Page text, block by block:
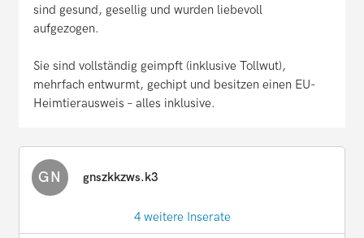
sind gesund, gesellig und wurden liebevoll
aufgezogen.
Sie sind vollständig geimpft (inklusive Tollwut),
mehrfach entwurmt, gechipt und besitzen einen EU-
Heimtierausweis – alles inklusive.
GN gnszkkzws.k3
4 weitere Inserate